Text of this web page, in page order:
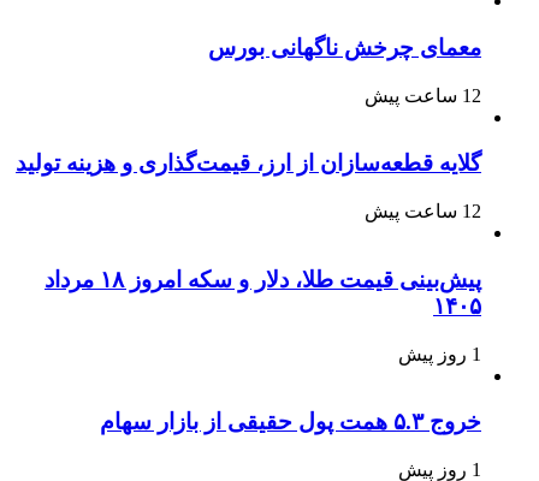
معمای چرخش ناگهانی بورس
12 ساعت پیش
گلایه قطعه‌سازان از ارز، قیمت‌گذاری و هزینه تولید
12 ساعت پیش
پیش‌بینی قیمت طلا، دلار و سکه امروز ۱۸ مرداد
۱۴۰۵
1 روز پیش
خروج ۵.۳ همت پول حقیقی از بازار سهام
1 روز پیش